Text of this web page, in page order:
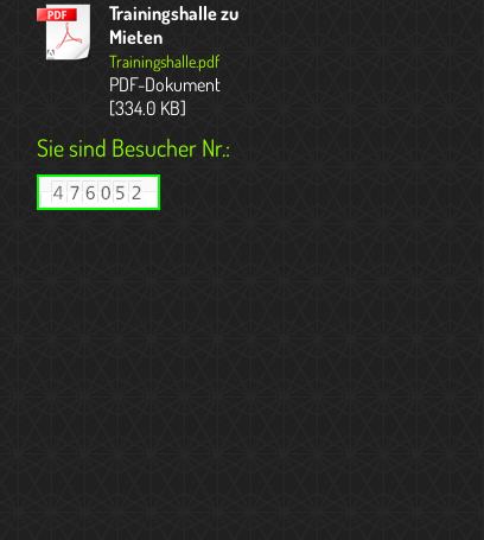
Trainingshalle zu
Mieten
Trainingshalle.pdf
PDF-Dokument
[334.0 KB]
Sie sind Besucher Nr.: